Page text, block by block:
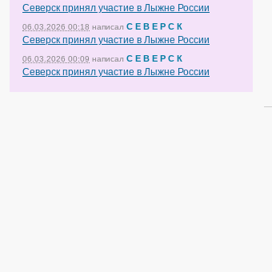
Северск принял участие в Лыжне России
06.03.2026 00:18 написал С Е В Е Р С К
Северск принял участие в Лыжне России
06.03.2026 00:09 написал С Е В Е Р С К
Северск принял участие в Лыжне России